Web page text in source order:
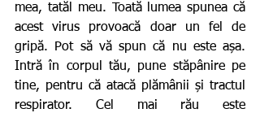
mea, tatăl meu. Toată lumea spunea că
acest virus provoacă doar un fel de
gripă. Pot să vă spun că nu este așa.
Intră în corpul tău, pune stăpânire pe
tine, pentru că atacă plămânii și tractul
respirator. Cel mai rău este